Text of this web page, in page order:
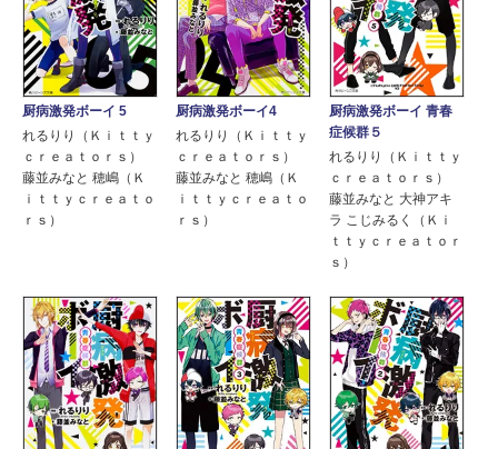
厨病激発ボーイ 5
れるりり（Ｋｉｔｔｙ
ｃｒｅａｔｏｒｓ）
藤並みなと 穂嶋（Ｋ
ｉｔｔｙｃｒｅａｔｏ
ｒｓ）
厨病激発ボーイ4
れるりり（Ｋｉｔｔｙ
ｃｒｅａｔｏｒｓ）
藤並みなと 穂嶋（Ｋ
ｉｔｔｙｃｒｅａｔｏ
ｒｓ）
厨病激発ボーイ 青春
症候群５
れるりり（Ｋｉｔｔｙ
ｃｒｅａｔｏｒｓ）
藤並みなと 大神アキ
ラ こじみるく（Ｋｉ
ｔｔｙｃｒｅａｔｏｒ
ｓ）